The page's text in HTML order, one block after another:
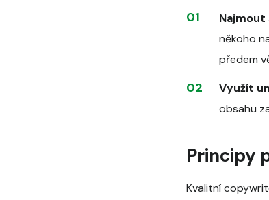
někoho
předem
Využít
obsahu
Principy
Kvalitní